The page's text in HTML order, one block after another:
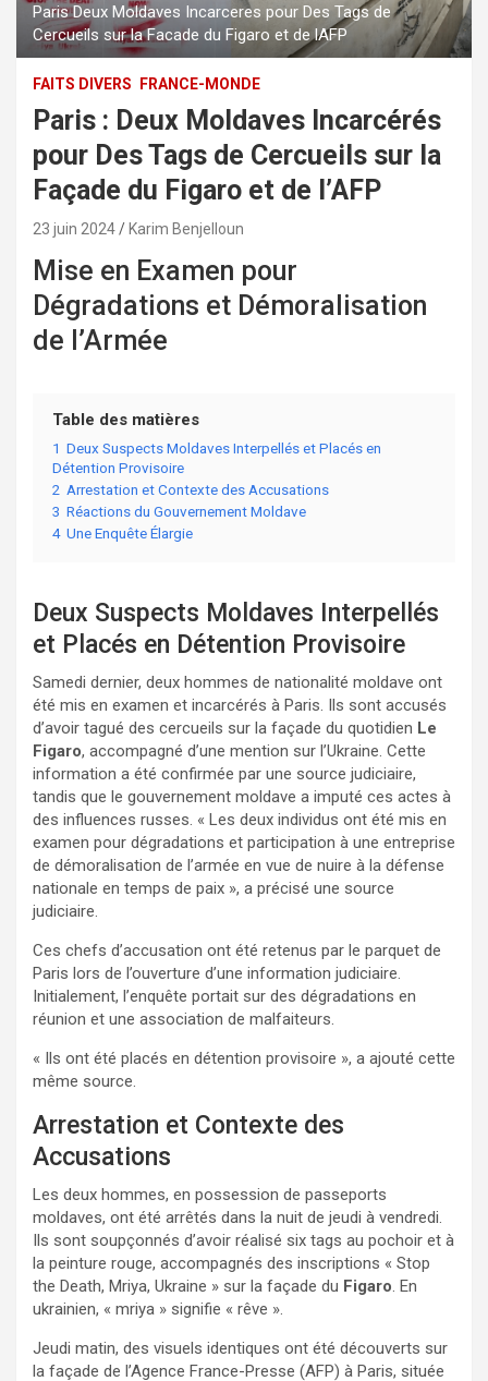
Paris Deux Moldaves Incarceres pour Des Tags de
Cercueils sur la Facade du Figaro et de lAFP
FAITS DIVERS FRANCE-MONDE
Paris : Deux Moldaves Incarcérés
pour Des Tags de Cercueils sur la
Façade du Figaro et de l’AFP
23 juin 2024 Karim Benjelloun
Mise en Examen pour
Dégradations et Démoralisation
de l’Armée
Table des matières
1 Deux Suspects Moldaves Interpellés et Placés en
Détention Provisoire
2 Arrestation et Contexte des Accusations
3 Réactions du Gouvernement Moldave
4 Une Enquête Élargie
Deux Suspects Moldaves Interpellés
et Placés en Détention Provisoire
Samedi dernier, deux hommes de nationalité moldave ont
été mis en examen et incarcérés à Paris. Ils sont accusés
d’avoir tagué des cercueils sur la façade du quotidien Le
Figaro, accompagné d’une mention sur l’Ukraine. Cette
information a été confirmée par une source judiciaire,
tandis que le gouvernement moldave a imputé ces actes à
des influences russes. « Les deux individus ont été mis en
examen pour dégradations et participation à une entreprise
de démoralisation de l’armée en vue de nuire à la défense
nationale en temps de paix », a précisé une source
judiciaire.
Ces chefs d’accusation ont été retenus par le parquet de
Paris lors de l’ouverture d’une information judiciaire.
Initialement, l’enquête portait sur des dégradations en
réunion et une association de malfaiteurs.
« Ils ont été placés en détention provisoire », a ajouté cette
même source.
Arrestation et Contexte des
Accusations
Les deux hommes, en possession de passeports
moldaves, ont été arrêtés dans la nuit de jeudi à vendredi.
Ils sont soupçonnés d’avoir réalisé six tags au pochoir et à
la peinture rouge, accompagnés des inscriptions « Stop
the Death, Mriya, Ukraine » sur la façade du Figaro. En
ukrainien, « mriya » signifie « rêve ».
Jeudi matin, des visuels identiques ont été découverts sur
la façade de l’Agence France-Presse (AFP) à Paris, située